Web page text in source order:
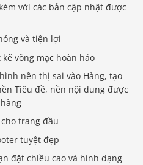
với các bản cập nhật được
và tiện lợi
võng mạc hoàn hảo
nền thị sai vào Hàng, tạo
Tiêu đề, nền nội dung được
trang đầu
tuyệt đẹp
đặt chiều cao và hình dạng